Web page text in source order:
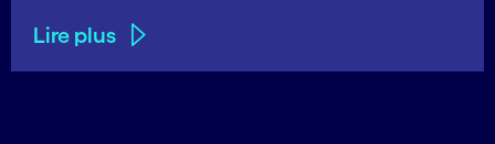
Lire plus